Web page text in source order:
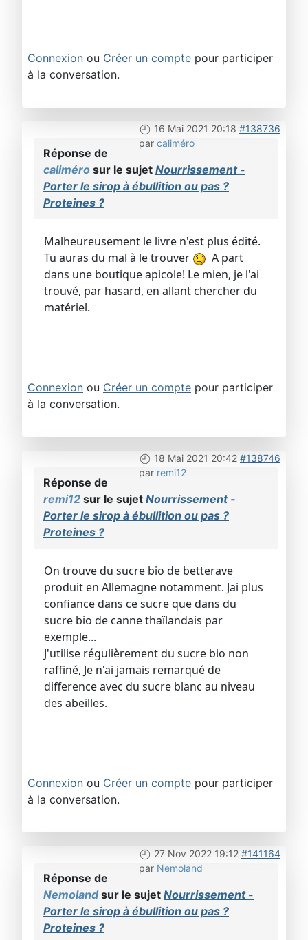
Connexion ou Créer un compte pour participer
à la conversation.
16 Mai 2021 20:18 #138736
par caliméro
Réponse de
caliméro sur le sujet Nourrissement -
Porter le sirop à ébullition ou pas ?
Proteines ?
Malheureusement le livre n'est plus édité.
Tu auras du mal à le trouver
A part
dans une boutique apicole! Le mien, je l'ai
trouvé, par hasard, en allant chercher du
matériel.
Connexion ou Créer un compte pour participer
à la conversation.
18 Mai 2021 20:42 #138746
par remi12
Réponse de
remi12 sur le sujet Nourrissement -
Porter le sirop à ébullition ou pas ?
Proteines ?
On trouve du sucre bio de betterave
produit en Allemagne notamment. Jai plus
confiance dans ce sucre que dans du
sucre bio de canne thaïlandais par
exemple...
J'utilise régulièrement du sucre bio non
raffiné, Je n'ai jamais remarqué de
difference avec du sucre blanc au niveau
des abeilles.
Connexion ou Créer un compte pour participer
à la conversation.
27 Nov 2022 19:12 #141164
par Nemoland
Réponse de
Nemolandsur le sujet Nourrissement -
Porter le sirop à ébullition ou pas ?
Proteines ?